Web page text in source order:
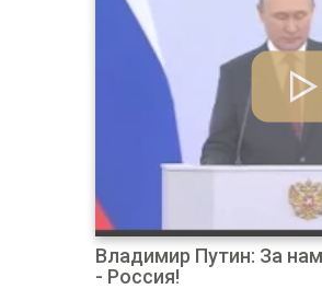
Владимир Путин: За
- Россия!